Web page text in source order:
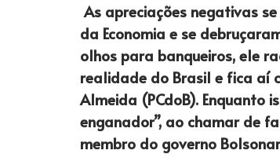
As apreciações negativas
da Economia e se
olhos para banqueiros, ele
realidade do Brasil e fica aí
Almeida (PCdoB). Enquanto
enganador”, ao chamar de
membro do governo